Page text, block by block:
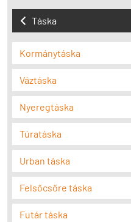
Táska
Kormánytáska
Váztáska
Nyeregtáska
Túratáska
Urban táska
Felsőcsőre táska
Futár táska